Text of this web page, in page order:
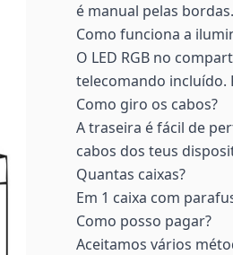
é manual pelas bordas.
Como funciona a
O LED RGB no
telecomando incluído.
Como giro os cabos?
A traseira é fácil de
cabos dos teus
Quantas caixas?
Em 1 caixa com
Como posso pagar?
Aceitamos vários